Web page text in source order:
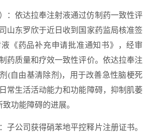
：依达拉奉注射液通过仿制药一致性评
山东罗欣于近日收到国家药监局核准签
《药品补充申请批准通知书》，经审
药质量和疗效一致性评价。依达拉奉注
(自由基清除剂)，用于改善急性脑梗死
常生活活动能力和功能障碍，抑制肌萎
功能障碍的进展。
子公司获得硝苯地平控释片注册证书。